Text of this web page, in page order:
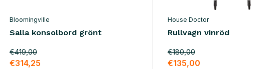
Bloomingville
Salla konsolbord grönt
€419,00
€314,25
House Doctor
Rullvagn vinröd
€180,00
€135,00